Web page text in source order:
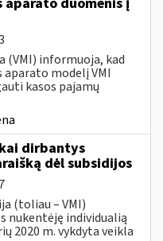
(VMI) informuoja, kad
modelį VMI
kasos pajamų
dirbantys
dėl subsidijos
(toliau – VMI)
nukentėję individualią
2020 m. vykdyta veikla